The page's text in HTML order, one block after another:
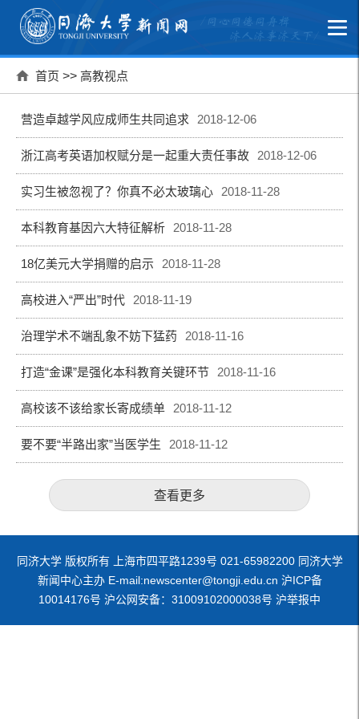
首页 >> 高教视点
营造卓越学风应成师生共同追求 2018-12-06
浙江高考英语加权赋分是一起重大责任事故 2018-12-06
实习生被忽视了？你真不必太玻璃心 2018-11-28
本科教育基因六大特征解析 2018-11-28
18亿美元大学捐赠的启示 2018-11-28
高校进入“严出”时代 2018-11-19
治理学术不端乱象不妨下猛药 2018-11-16
打造“金课”是强化本科教育关键环节 2018-11-16
高校该不该给家长寄成绩单 2018-11-12
要不要“半路出家”当医学生 2018-11-12
查看更多
同济大学 版权所有 上海市四平路1239号 021-65982200 同济大学
新闻中心主办 E-mail:newscenter@tongji.edu.cn 沪ICP备
10014176号 沪公网安备：31009102000038号 沪举报中